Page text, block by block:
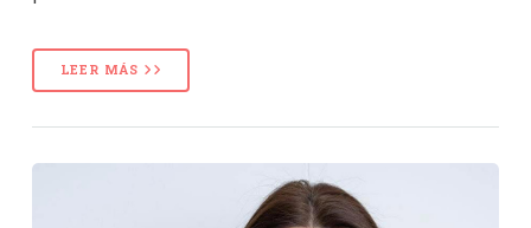
LEER MÁS